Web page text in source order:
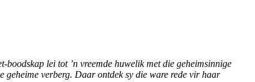
lei tot ’n vreemde huwelik met die geheimsinnige
geheime verberg. Daar ontdek sy die ware rede vir haar